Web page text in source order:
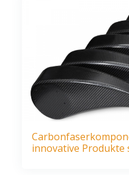
innovative